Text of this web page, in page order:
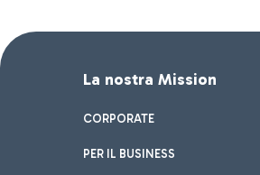
La nostra Mission
CORPORATE
PER IL BUSINESS